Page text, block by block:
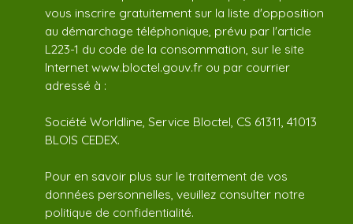
vous inscrire gratuitement sur la liste d'opposition
au démarchage téléphonique, prévu par l'article
L223-1 du code de la consommation, sur le site
Internet www.bloctel.gouv.fr ou par courrier
adressé à :
Société Worldline, Service Bloctel, CS 61311, 41013
BLOIS CEDEX.
Pour en savoir plus sur le traitement de vos
données personnelles, veuillez consulter notre
politique de confidentialité.